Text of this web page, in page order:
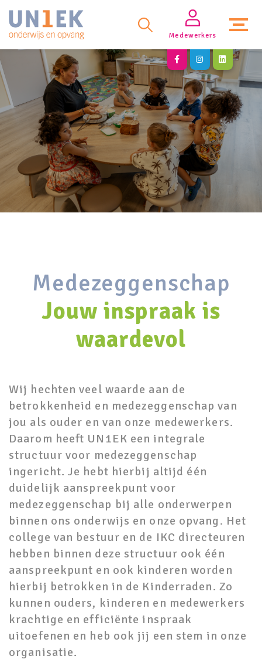
Medewerkers
Medezeggenschap
Jouw inspraak is
waardevol
Wij hechten veel waarde aan de
betrokkenheid en medezeggenschap van
jou als ouder en van onze medewerkers.
Daarom heeft UN1EK een integrale
structuur voor medezeggenschap
ingericht. Je hebt hierbij altijd één
duidelijk aanspreekpunt voor
medezeggenschap bij alle onderwerpen
binnen ons onderwijs en onze opvang. Het
college van bestuur en de IKC directeuren
hebben binnen deze structuur ook één
aanspreekpunt en ook kinderen worden
hierbij betrokken in de Kinderraden. Zo
kunnen ouders, kinderen en medewerkers
krachtige en efficiënte inspraak
uitoefenen en heb ook jij een stem in onze
organisatie.